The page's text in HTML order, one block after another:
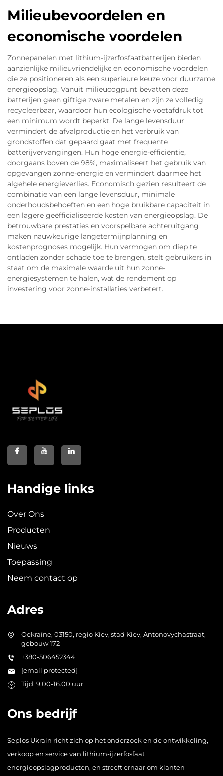
Milieubevoordelen en
economische voordelen
Zonnepanelen met lithium-ijzerfosfaatbatterijen bieden
aanzienlijke milieuvriendelijke en economische voordelen
die ze positioneren als een superieure keuze voor duurzame
energieopslag. Vanuit milieuoogpunt bevatten deze
batterijen geen giftige zware metalen en zijn ze volledig
recycleerbaar, waardoor hun ecologische voetafdruk tot
een minimum wordt beperkt. De lange levensduur
vermindert de afvalproductie en het verbruik van
grondstoffen dat gepaard gaat met frequente
batterijvervangingen. Hun hoge energie-efficiëntie,
doorgaans boven de 98%, maximaliseert het gebruik van
opgevangen zonne-energie en vermindert daarmee het
algehele energieverlies. Economisch gezien resulteert de
combinatie van een lange levensduur, minimale
onderhoudsbehoeften en een hoge bruikbare capaciteit in
een lagere geëfficialiseerde kosten van energieopslag. De
betrouwbare prestaties en voorspelbare achteruitgang
maken nauwkeurige langetermijnplanning en
kostenprognoses mogelijk. Hun vermogen om diep te
ontladen zonder schade toe te brengen, stelt gebruikers in
staat om de maximale waarde uit hun zonne-
energiesystemen te halen, wat de rendement op
investering voor zonne-installaties verbetert.
Handige links
Over Ons
Producten
Nieuws
Toepassing
Neem contact op
Adres
Oekraïne, 03150, regio Kiev, stad Kiev, Antonovychastraat,
gebouw 172
+380-506452344
[email protected]
Tijd: 9.00-16.00 uur
Ons bedrijf
Seplos Ukrain richt zich op het onderzoek en de ontwikkeling,
verkoop en service van lithium-ijzerfosfaat
energieopslagproducten, en streeft ernaar om klanten